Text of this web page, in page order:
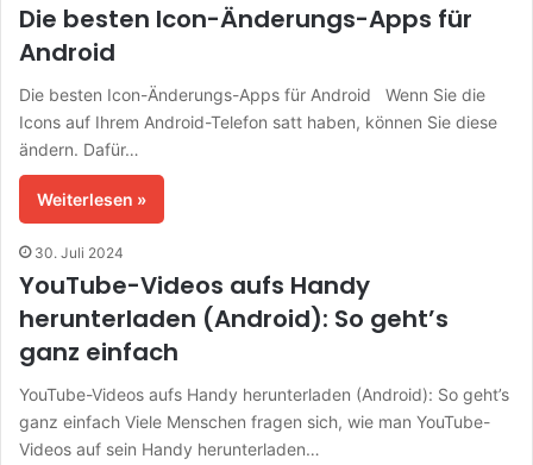
Die besten Icon-Änderungs-Apps für
Android
Die besten Icon-Änderungs-Apps für Android Wenn Sie die
Icons auf Ihrem Android-Telefon satt haben, können Sie diese
ändern. Dafür…
Weiterlesen »
30. Juli 2024
YouTube-Videos aufs Handy
herunterladen (Android): So geht’s
ganz einfach
YouTube-Videos aufs Handy herunterladen (Android): So geht’s
ganz einfach Viele Menschen fragen sich, wie man YouTube-
Videos auf sein Handy herunterladen…